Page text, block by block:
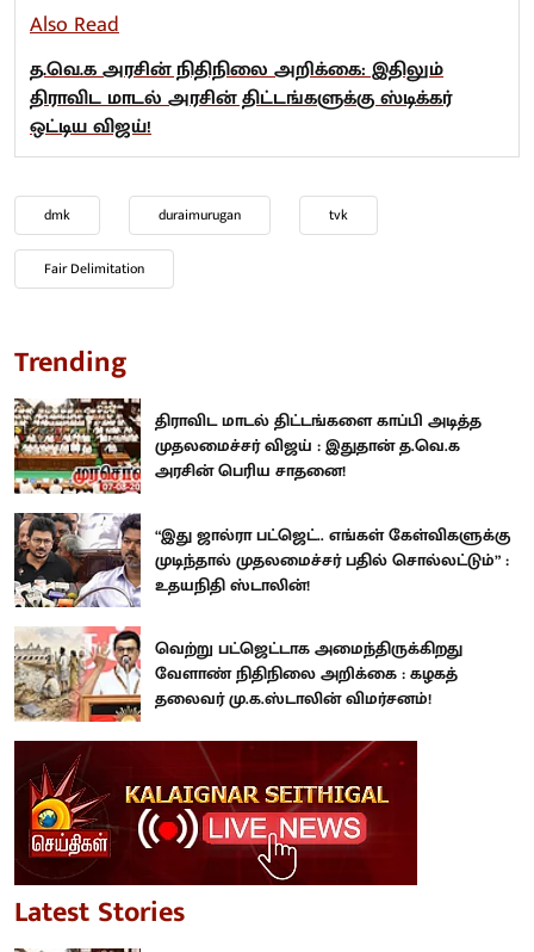
Also Read
த.வெ.க அரசின் நிதிநிலை அறிக்கை: இதிலும்
திராவிட மாடல் அரசின் திட்டங்களுக்கு ஸ்டிக்கர்
ஒட்டிய விஜய்!
dmk duraimurugan tvk
Fair Delimitation
Trending
திராவிட மாடல் திட்டங்களை காப்பி அடித்த
முதலமைச்சர் விஜய் : இதுதான் த.வெ.க
அரசின் பெரிய சாதனை!
“இது ஜால்ரா பட்ஜெட்.. எங்கள் கேள்விகளுக்கு
முடிந்தால் முதலமைச்சர் பதில் சொல்லட்டும்” :
உதயநிதி ஸ்டாலின்!
வெற்று பட்ஜெட்டாக அமைந்திருக்கிறது
வேளாண் நிதிநிலை அறிக்கை : கழகத்
தலைவர் மு.க.ஸ்டாலின் விமர்சனம்!
Latest Stories